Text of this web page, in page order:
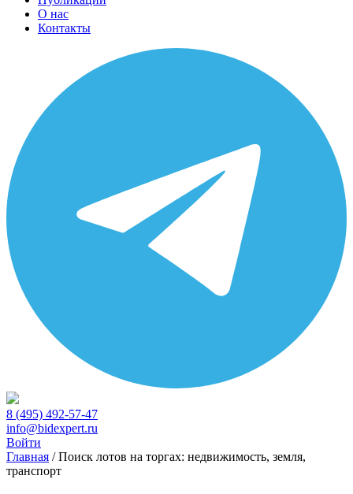
О нас
Контакты
8 (495) 492-57-47
info@bidexpert.ru
Войти
Главная /Поиск лотов на торгах: недвижимость, земля,
транспорт